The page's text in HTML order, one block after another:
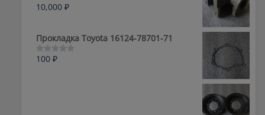
Оценка
5
10,000 ₽
Прокладка Toyota 16124-78701-71
Оценка
100 ₽